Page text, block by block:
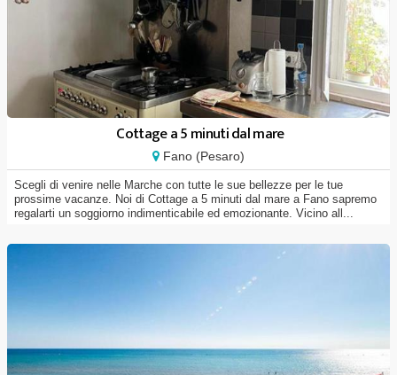
Cottage a 5 minuti dal mare
Fano (Pesaro)
Scegli di venire nelle Marche con tutte le sue bellezze per le tue
prossime vacanze. Noi di Cottage a 5 minuti dal mare a Fano sapremo
regalarti un soggiorno indimenticabile ed emozionante. Vicino all...